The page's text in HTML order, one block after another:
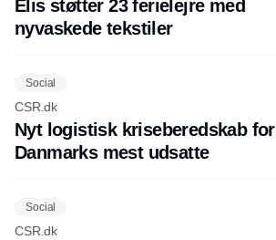
Elis støtter 23 ferielejre med
nyvaskede tekstiler
Social
CSR.dk
Nyt logistisk kriseberedskab for
Danmarks mest udsatte
Social
CSR.dk